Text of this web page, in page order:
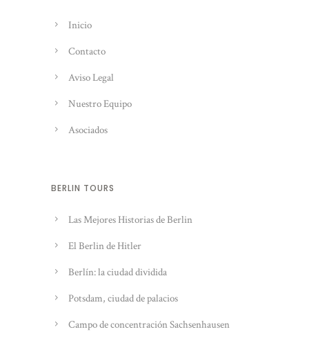
Inicio
Contacto
Aviso Legal
Nuestro Equipo
Asociados
BERLIN TOURS
Las Mejores Historias de Berlin
El Berlin de Hitler
Berlín: la ciudad dividida
Potsdam, ciudad de palacios
Campo de concentración Sachsenhausen